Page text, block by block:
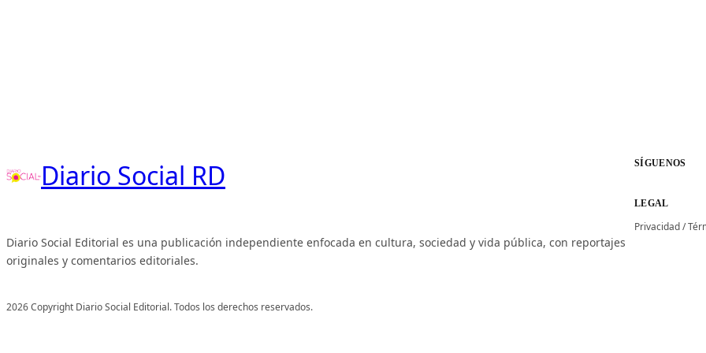
Diario Social RD
Diario Social Editorial es una publicación independiente enfocada en cultura, sociedad y vida pública, con reportajes
originales y comentarios editoriales.
SÍGUENOS
LEGAL
Privacidad/
2026 Copyright Diario Social Editorial. Todos los derechos reservados.